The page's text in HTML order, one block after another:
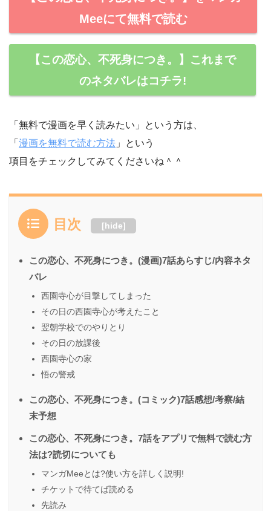
Meeにて無料で読む
【この恋心、不死身につき。】これまで
のネタバレはコチラ!
「無料で漫画を早く読みたい」という方は、
「 漫画を無料で読む方法 」という
項目をチェックしてみてくださいね＾＾
目次 [hide]
この恋心、不死身につき。(漫画)7話あらすじ/内容ネタ
バレ
西園寺心が目撃してしまった
その日の西園寺心が考えたこと
翌朝学校でのやりとり
その日の放課後
西園寺心の家
悟の警戒
この恋心、不死身につき。(コミック)7話感想/考察/結
末予想
この恋心、不死身につき。7話をアプリで無料で読む方
法は?読切についても
マンガMeeとは?使い方を詳しく説明!
チケットで待てば読める
先読み